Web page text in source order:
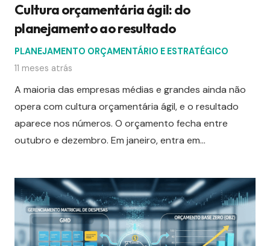
Cultura orçamentária ágil: do
planejamento ao resultado
PLANEJAMENTO ORÇAMENTÁRIO E ESTRATÉGICO
11 meses atrás
A maioria das empresas médias e grandes ainda não
opera com cultura orçamentária ágil, e o resultado
aparece nos números. O orçamento fecha entre
outubro e dezembro. Em janeiro, entra em…